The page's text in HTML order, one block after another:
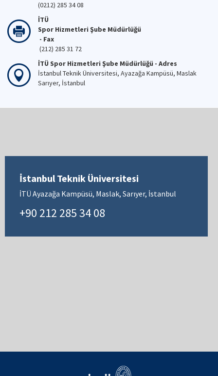
(0212) 285 34 08
İTÜ
Spor Hizmetleri Şube Müdürlüğü
- Fax
(212) 285 31 72
İTÜ Spor Hizmetleri Şube Müdürlüğü - Adres
İstanbul Teknik Üniversitesi, Ayazağa Kampüsü, Maslak
Sarıyer, İstanbul
İstanbul Teknik Üniversitesi
İTÜ Ayazağa Kampüsü, Maslak, Sarıyer, İstanbul
+90 212 285 34 08